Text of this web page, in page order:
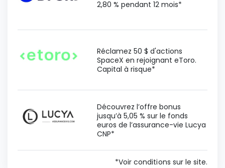
2,80 % pendant 12 mois*
Réclamez 50 $ d'actions
SpaceX en rejoignant eToro.
Capital à risque*
Découvrez l’offre bonus
jusqu’à 5,05 % sur le fonds
euros de l’assurance-vie Lucya
CNP*
*Voir conditions sur le site.